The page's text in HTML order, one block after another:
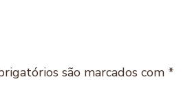
são marcados com *